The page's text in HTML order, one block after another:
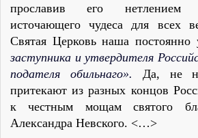
прославив его нетлением
источающего чудеса для всех
Святая Церковь наша постоянно
заступника и утвердителя
подателя обильнаго». Да, не
притекают из разных концов
к честным мощам святого
Александра Невского. <…>